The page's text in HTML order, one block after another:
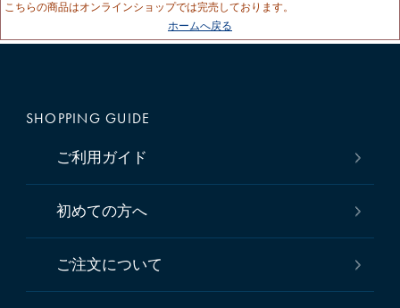
こちらの商品はオンラインショップでは完売しております。
ホームへ戻る
SHOPPING GUIDE
ご利用ガイド
初めての方へ
ご注文について